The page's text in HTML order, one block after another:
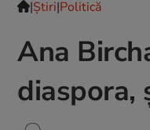
|Ştiri|Politică
Ana
diaspora,